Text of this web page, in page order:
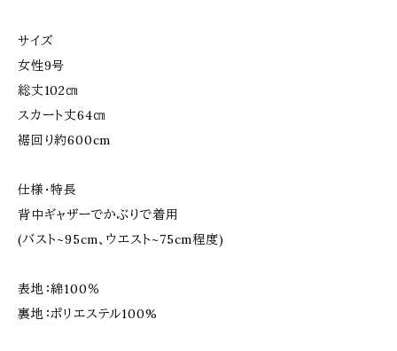
サイズ
女性9号
総丈102㎝
スカート丈64㎝
裾回り約600cm
仕様・特長
背中ギャザーでかぶりで着用
(バスト~95cm、ウエスト~75cm程度)
表地：綿100％
裏地：ポリエステル100%